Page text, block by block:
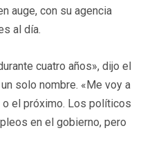
auge, con su agencia
al día.
cuatro años», dijo el
solo nombre. «Me voy a
o el próximo. Los políticos
en el gobierno, pero